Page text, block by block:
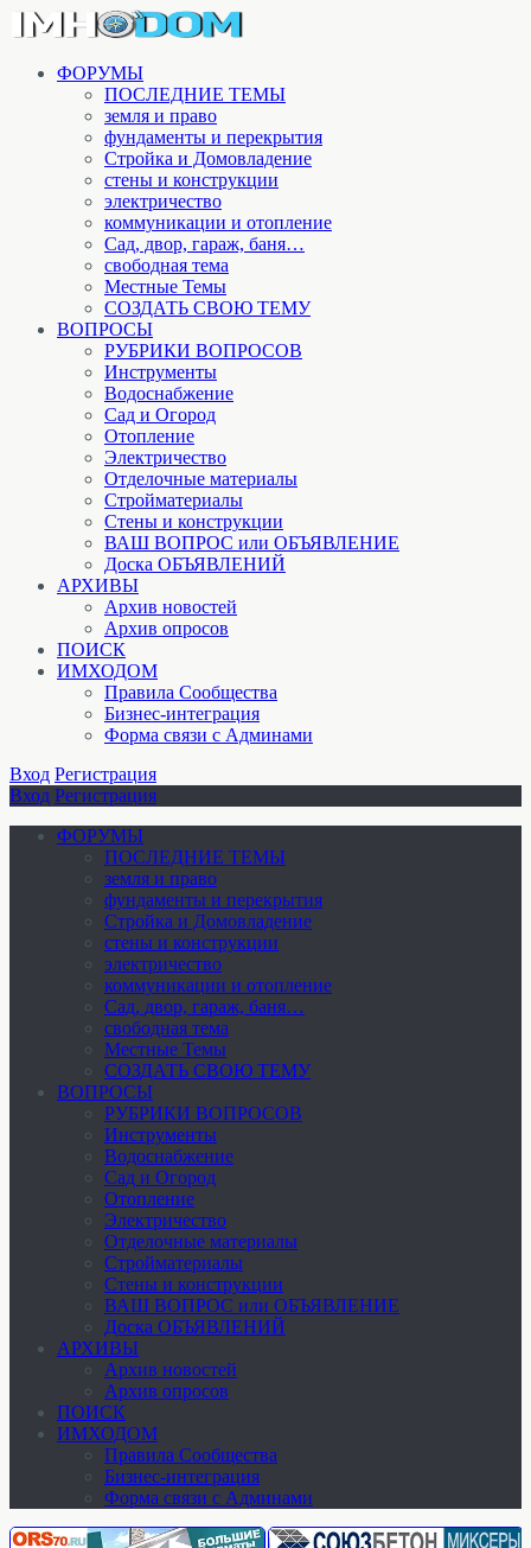
ФОРУМЫ
ПОСЛЕДНИЕ ТЕМЫ
земля и право
фундаменты и перекрытия
Стройка и Домовладение
стены и конструкции
электричество
коммуникации и отопление
Cад, двор, гараж, баня…
свободная тема
Местные Темы
СОЗДАТЬ СВОЮ ТЕМУ
ВОПРОСЫ
РУБРИКИ ВОПРОСОВ
Инструменты
Водоснабжение
Сад и Огород
Отопление
Электричество
Отделочные материалы
Стройматериалы
Стены и конструкции
ВАШ ВОПРОС или ОБЪЯВЛЕНИЕ
Доска ОБЪЯВЛЕНИЙ
АРХИВЫ
Архив новостей
Архив опросов
ПОИСК
ИМХОДОМ
Правила Сообщества
Бизнес-интеграция
Форма связи с Админами
Вход Регистрация
Вход Регистрация
ФОРУМЫ
ПОСЛЕДНИЕ ТЕМЫ
земля и право
фундаменты и перекрытия
Стройка и Домовладение
стены и конструкции
электричество
коммуникации и отопление
Cад, двор, гараж, баня…
свободная тема
Местные Темы
СОЗДАТЬ СВОЮ ТЕМУ
ВОПРОСЫ
РУБРИКИ ВОПРОСОВ
Инструменты
Водоснабжение
Сад и Огород
Отопление
Электричество
Отделочные материалы
Стройматериалы
Стены и конструкции
ВАШ ВОПРОС или ОБЪЯВЛЕНИЕ
Доска ОБЪЯВЛЕНИЙ
АРХИВЫ
Архив новостей
Архив опросов
ПОИСК
ИМХОДОМ
Правила Сообщества
Бизнес-интеграция
Форма связи с Админами